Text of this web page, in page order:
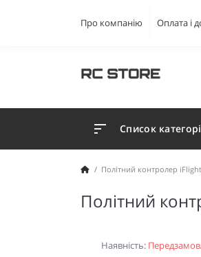
Про компанію Оплата і
Список
Політний контролер
Політний
Наявність: